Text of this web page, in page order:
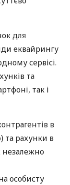
для
еквайрингу
сервісі.
та
так і
в
та рахунки в
незалежно
особисту